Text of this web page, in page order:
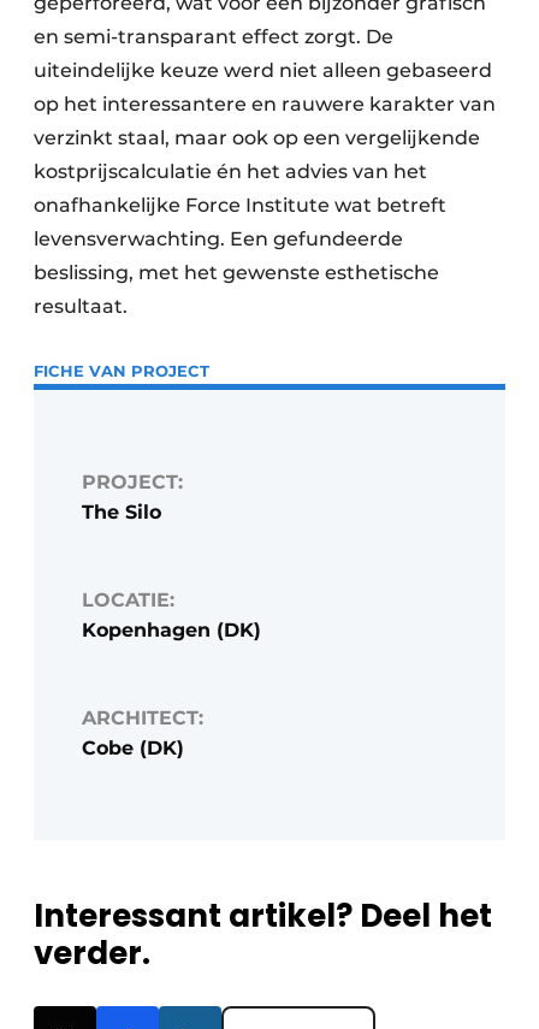
en semi-transparant effect zorgt. De
uiteindelijke keuze werd niet alleen gebaseerd
op het interessantere en rauwere karakter van
verzinkt staal, maar ook op een vergelijkende
kostprijscalculatie én het advies van het
onafhankelijke Force Institute wat betreft
levensverwachting. Een gefundeerde
beslissing, met het gewenste esthetische
resultaat.
FICHE VAN PROJECT
PROJECT:
The Silo
LOCATIE:
Kopenhagen (DK)
ARCHITECT:
Cobe (DK)
Interessant artikel? Deel het
verder.